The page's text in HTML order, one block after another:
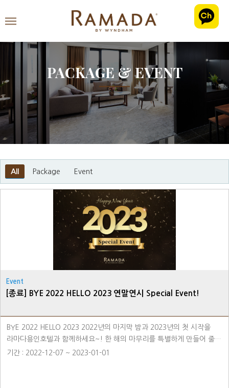
PACKAGE & EVENT
All Package Event
Event
[종료] BYE 2022 HELLO 2023 연말연시 Special Event!
BYE 2022 HELLO 2023 2022년의 마지막 밤과 2023년의 첫 시작을
라마다용인호텔과 함께하세요~! 한 해의 마무리를 특별하게 만들어 줄
신나는 트로트 콘서트와 새해 첫 해돋이를 낭만적인 루프탑에서 바라보며
기간 : 2022-12-07 ~ 2023-01-01